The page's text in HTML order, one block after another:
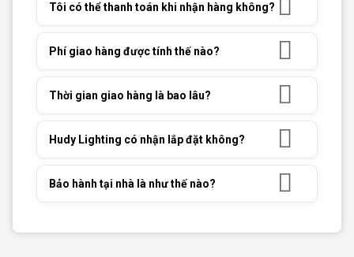
Tôi có thể thanh toán khi nhận hàng không?
Phí giao hàng được tính thế nào?
Thời gian giao hàng là bao lâu?
Hudy Lighting có nhận lắp đặt không?
Bảo hành tại nhà là như thế nào?